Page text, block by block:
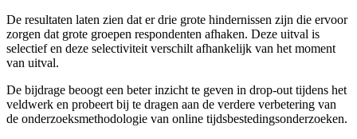
De resultaten laten zien dat er drie grote hindernissen zijn die ervoor
zorgen dat grote groepen respondenten afhaken. Deze uitval is
selectief en deze selectiviteit verschilt afhankelijk van het moment
van uitval.
De bijdrage beoogt een beter inzicht te geven in drop-out tijdens het
veldwerk en probeert bij te dragen aan de verdere verbetering van
de onderzoeksmethodologie van online tijdsbestedingsonderzoeken.